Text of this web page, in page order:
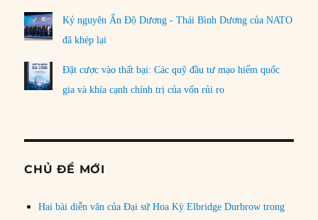
Kỷ nguyên Ấn Độ Dương - Thái Bình Dương của NATO
đã khép lại
Đặt cược vào thất bại: Các quỹ đầu tư mạo hiểm quốc
gia và khía cạnh chính trị của vốn rủi ro
CHỦ ĐỀ MỚI
Hai bài diễn văn của Đại sứ Hoa Kỳ Elbridge Durbrow trong